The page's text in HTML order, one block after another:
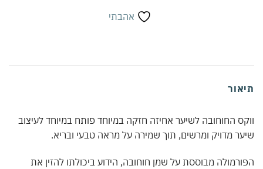
אהבתי
החוחובה לשיער אחיזה חזקה במיוחד פותח במיוחד לעיצוב
מדויק ומרשים, תוך שמירה על מראה טבעי ובריא.
מבוססת על שמן חוחובה, הידוע ביכולתו להזין את